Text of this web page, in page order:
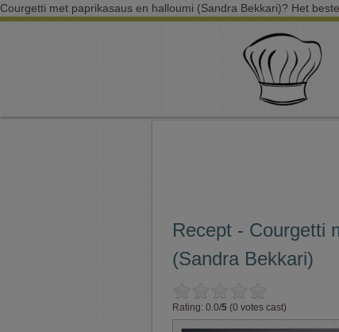
Courgetti met paprikasaus en halloumi (Sandra Bekkari)? Het
Recept - Courgetti
(Sandra Bekkari)
Rating: 0.0/5 (0 votes cast)